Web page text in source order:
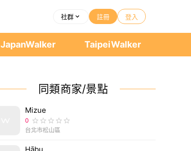
社群 註冊 登入
JapanWalker TaipeiWalker
同類商家/景點
Mizue
0
台北市松山區